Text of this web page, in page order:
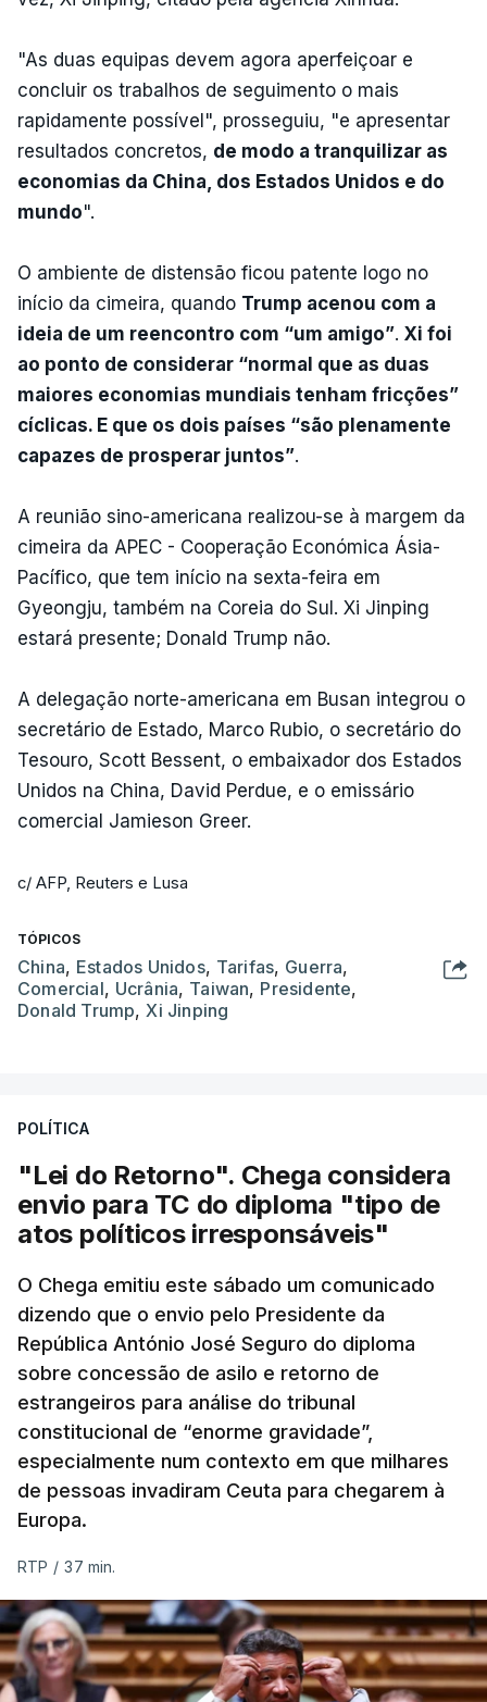
"As duas equipas devem agora aperfeiçoar e
concluir os trabalhos de seguimento o mais
rapidamente possível", prosseguiu, "e apresentar
resultados concretos, de modo a tranquilizar as
economias da China, dos Estados Unidos e do
mundo".
O ambiente de distensão ficou patente logo no
início da cimeira, quando Trump acenou com a
ideia de um reencontro com “um amigo”. Xi foi
ao ponto de considerar “normal que as duas
maiores economias mundiais tenham fricções”
cíclicas. E que os dois países “são plenamente
capazes de prosperar juntos”.
A reunião sino-americana realizou-se à margem da
cimeira da APEC - Cooperação Económica Ásia-
Pacífico, que tem início na sexta-feira em
Gyeongju, também na Coreia do Sul. Xi Jinping
estará presente; Donald Trump não.
A delegação norte-americana em Busan integrou o
secretário de Estado, Marco Rubio, o secretário do
Tesouro, Scott Bessent, o embaixador dos Estados
Unidos na China, David Perdue, e o emissário
comercial Jamieson Greer.
c/ AFP, Reuters e Lusa
TÓPICOS
China, Estados Unidos, Tarifas, Guerra,
Comercial, Ucrânia, Taiwan, Presidente,
Donald Trump, Xi Jinping
POLÍTICA
"Lei do Retorno". Chega considera
envio para TC do diploma "tipo de
atos políticos irresponsáveis"
O Chega emitiu este sábado um comunicado
dizendo que o envio pelo Presidente da
República António José Seguro do diploma
sobre concessão de asilo e retorno de
estrangeiros para análise do tribunal
constitucional de “enorme gravidade”,
especialmente num contexto em que milhares
de pessoas invadiram Ceuta para chegarem à
Europa.
RTP / 37 min.